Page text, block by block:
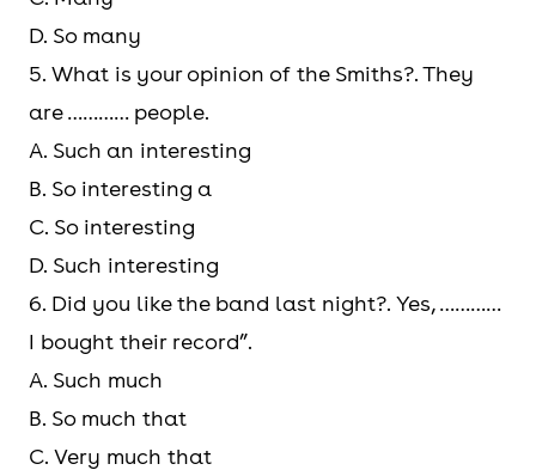
D. So many
5. What is your opinion of the Smiths?. They
are ………… people.
A. Such an interesting
B. So interesting a
C. So interesting
D. Such interesting
6. Did you like the band last night?. Yes, …………
I bought their record”.
A. Such much
B. So much that
C. Very much that